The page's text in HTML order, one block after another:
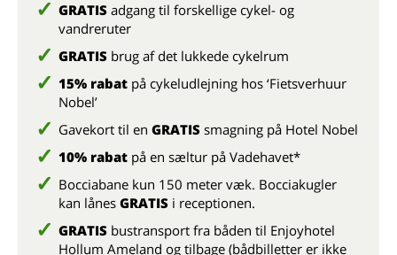
GRATIS adgang til forskellige cykel- og
vandreruter
GRATIS brug af det lukkede cykelrum
15% rabat på cykeludlejning hos ‘Fietsverhuur
Nobel’
Gavekort til en GRATIS smagning på Hotel Nobel
10% rabat på en sæltur på Vadehavet*
Bocciabane kun 150 meter væk. Bocciakugler
kan lånes GRATIS i receptionen.
GRATIS bustransport fra båden til Enjoyhotel
Hollum Ameland og tilbage (bådbilletter er ikke